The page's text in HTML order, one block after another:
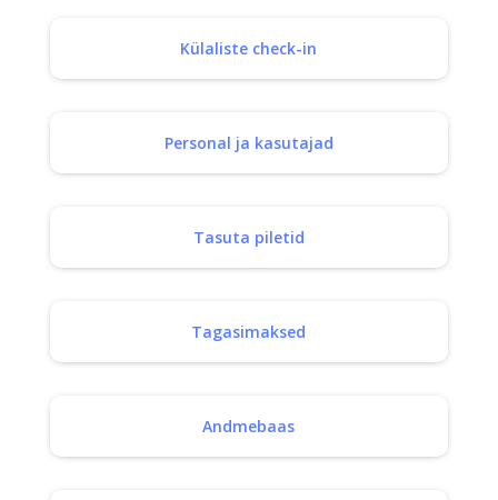
Külaliste check-in
Personal ja kasutajad
Tasuta piletid
Tagasimaksed
Andmebaas